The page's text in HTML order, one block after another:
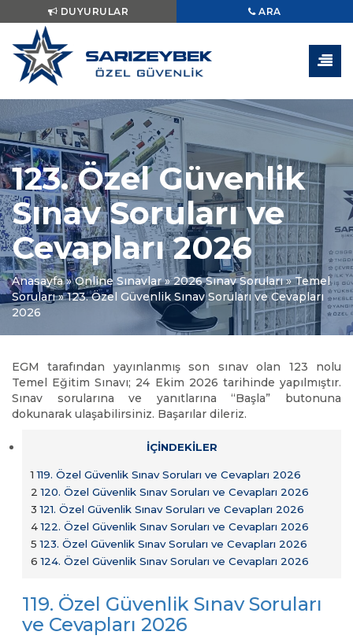
DUYURULAR ARA
123. Özel Güvenlik
Sınav Soruları ve
Cevapları 2026
Anasayfa»Online Sınavlar»2026 Sınav Soruları»Temel
Soruları»123. Özel Güvenlik Sınav Soruları ve Cevapları
2026
EGM tarafından yayınlanmış son sınav olan 123 nolu
Temel Eğitim Sınavı; 24 Ekim 2026 tarihinde yapılmıştır.
Sınav sorularına ve yanıtlarına “Başla” butonuna
dokunarak ulaşabilirsiniz. Başarılar dileriz.
İÇİNDEKİLER
1 119. Özel Güvenlik Sınav Soruları ve Cevapları 2026
2 120. Özel Güvenlik Sınav Soruları ve Cevapları 2026
3 121. Özel Güvenlik Sınav Soruları ve Cevapları 2026
4122. Özel Güvenlik Sınav Soruları ve Cevapları 2026
5 123. Özel Güvenlik Sınav Soruları ve Cevapları 2026
6 124. Özel Güvenlik Sınav Soruları ve Cevapları 2026
119. Özel Güvenlik Sınav Soruları
ve Cevapları 2026